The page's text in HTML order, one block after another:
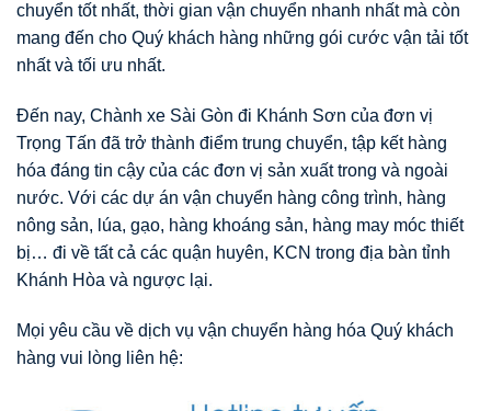
chuyển tốt nhất, thời gian vận chuyển nhanh nhất mà còn
mang đến cho Quý khách hàng những gói cước vận tải tốt
nhất và tối ưu nhất.
Đến nay, Chành xe Sài Gòn đi Khánh Sơn của đơn vị
Trọng Tấn đã trở thành điểm trung chuyển, tập kết hàng
hóa đáng tin cậy của các đơn vị sản xuất trong và ngoài
nước. Với các dự án vận chuyển hàng công trình, hàng
nông sản, lúa, gạo, hàng khoáng sản, hàng may móc thiết
bị… đi về tất cả các quận huyên, KCN trong địa bàn tỉnh
Khánh Hòa và ngược lại.
Mọi yêu cầu về dịch vụ vận chuyển hàng hóa Quý khách
hàng vui lòng liên hệ: